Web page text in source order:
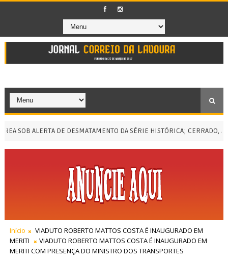
ALERTA DE DESMATAMENTO DA SÉRIE HISTÓRICA; CERRADO, A
Início
VIADUTO ROBERTO MATTOS COSTA É INAUGURADO EM
MERITI
VIADUTO ROBERTO MATTOS COSTA É INAUGURADO EM
MERITI COM PRESENÇA DO MINISTRO DOS TRANSPORTES